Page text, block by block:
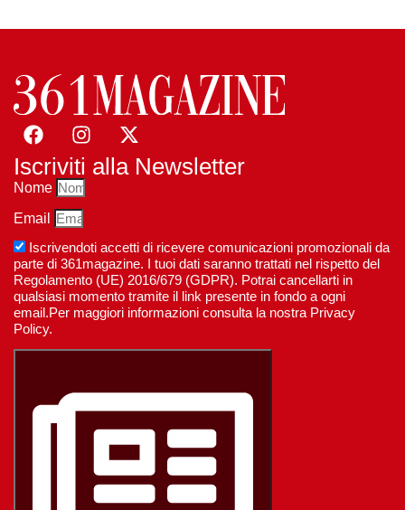
Iscriviti alla Newsletter
Nome
Email
Iscrivendoti accetti di ricevere comunicazioni promozionali da
parte di 361magazine. I tuoi dati saranno trattati nel rispetto del
Regolamento (UE) 2016/679 (GDPR). Potrai cancellarti in
qualsiasi momento tramite il link presente in fondo a ogni
email.Per maggiori informazioni consulta la nostra Privacy
Policy.